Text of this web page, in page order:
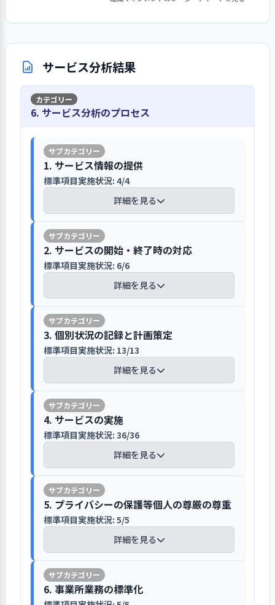
職したことにより、書類がすぐに確認
できないことも発生し、突発的な事項
について不便さを感じることがある。
園長一人だけで村役場との連絡と園内
運営をきりもりしている状況も伺わ
れ、主任などの補充が期待される。
重要な案件については、役場の担当課と
連絡を取り合い、決定している
月次の職員会議で月や週の予定を確認
している。重要案件・保育内容・子ど
もに関することについては、時間を空
けず、その都度に周知し、適宜、協議
を行っている。職員会議には、全員参
加が出来ないことが多く、不参加者へ
はクラス担当職員（正規職員）からの
伝達となるが、伝わっていない場合も
あるため、分散での会議実施を増やし
ていく方針である。なお、園の予算管
理は村役場の担当課の管理下にあり、
園の業務遂行は園長の統括責任のもと
に行われている。また、重要案件が発
で協議され決定している。
1. 事業所が目指していることの実現に向け
標準項目実施状況: 7/7
詳細を見る
1. 事業所が目指していること（理念・ビジ
ョン、基本方針など）を周知している
役場作成の中・長期計画を受けて、園の
年度計画が作成されている
れていないが、村役場による「第６次
３年度）」及び令和４年度３月作成の
「三宅村保育所個別施設計画」が策定
されている。これらは中・長期計画と
のであるが、職員への明確な周知によ
って、職員の一致協力態勢も強まると思
われる。また、この中・長期計画を基
に園の計画書を作成しているが、その
年度の園としての重点実施事項を策定
して職員へ周知することが望ましい。
全職員の職務分担が定められており、各
自は責任をもって役割を遂行している
ては、業績評価シート（目標管理シー
ト）における組織目標（重点施策）の
進捗状況報告及び結果報告の確認・検
討を職員会議で行っている。運動会な
どの大きな行事では主たる責任者にク
ラス担当がサポートにつき、臨時に職
員会議も行い、準備・実行されてい
る。運動会などは、より村民に密着し
た行事になっている。また、その他の
細かい活動計画でも役割分担を明確に
し、職員会議での管理が行われてい
る。ここ数年のコロナ禍で諸活動が制
限されたていたが、５類へ転換になっ
たことで、諸活動も再開の方針であ
る。
1. 事業所を取り巻く環境について情報を把
握・検討し、課題を抽出している
である。今後の職員研修に接遇・協力
村役場とも連携し、虐待防止への組織的
な対策と対応を行っている
虐待防止及び早期発見への対応を行う
は、子どもの気持ちを傷つけるような
職員の言動や虐待が行われることのな
いように、職員からの情報を園長がと
りまとめて事実確認を行うことで、内
容によっては園長が同席して聞き取り
を行う体制があるが、現実的には事例
が発生していない。もう一つは、虐待
を受けている疑いのある子どもの情報
を得た時や虐待の事実を把握した際
に、村役場の福祉健康課との連携体制
であり、村役場保健師と直結して情報
なっている。
苦情の事案が発生した場合には、迅速に
保護者の意向確認は、主に日常の送迎
時や保護者会でのヒアリングで行って
いる。園バス送迎などの特有の地域性
から、苦情申し立て者個人が特定でき
てしまうこともあり、村役場の管理職
度（しおりに連絡メールアドレスを掲
載）」を設けて課題解決を図ってい
る。一方、大きな行事の際には感想ア
ンケートを実施して保護者の意向(意
見・要望・苦情)を吸い上げ、保育現場
意見箱は設けていない。
している。また、毎月行われる避難訓
を密に行い、登園証明の取得によって
対応している。園は、毎月の職員会議
で常にリスク防止を喚起している。
とも協議して優先順位を決めている
園が目指していることの実現を阻害す
る恐れのあるリスク（事故・感染症・
侵入・災害など）を洗い出し、対応す
る。さらに、それらのリスクに優先順
位をつけて対応を図っている。一方、
従来からの懸案のＢＣＰ（事業継続計
画）作成は早急に準備を進めなければ
ならないとしている。非常時災害は必
作成を期待したい。また、ヒヤリハッ
トは年間８件と少ないが、事故を未然
に防ぐためにも日頃の起票件数の増加
を期待したい。
個人情報は、村の条例に基づく情報保護
を行い、保護者の許諾を得ている
個人情報の取り扱いは、「三宅村個人
情報保護条例」に基づいて行われてい
者の許諾を得た後に行っている。園で
は、緊急連絡網の作成・「広報みや
け」と「園だより」への掲載・誕生
会・各種の行事・医療機関への緊急連
絡など、個人情報の収集と活用の機会
は多い。島内の人間関係が緊密な土地
柄だけに、個人情報の管理には特に配
慮している。パソコンに入力された情
み込まれている。このため、人事考課
は村役場の制度のもとで業績評価を中
など園の個々の内容については役場の
担当課長が把握しておらず、園長自身
が積極的に絡んで園独自の目標達成度
や課題等を認識する必要がある。ま
体が狭い社会のため、公私のけじめが
つきにくく、プライベートなことも意
図しない広がりをするなど、保護者対
応に悩む職員もいる。
研修においては、職員一人ひとりの個人
別育成計画を作成することが望ましい
職員の人材育成は、「三宅村人材育成
基本方針」により育成及び配置を行っ
ている。現状、職員に対して行政の保
育責任者による年２回の個人面談を実
施しているが、個々の職員の能力向上
に関する賛同及びアドバイスをより明
確にすることが望まれる。研修受講に
ついては、職員の希望申し出をその都
度判断するという対応であるが、園長
はＷＥＢや島外の保育士研修に出来る
限り参加できるように力を入れてい
る。なお、職員は研修受講後に職員会
議等にて報告・発表会を行い、研修内
容を職員間で共有している。
職員の処遇は、村役場の人事制度の下で
行われている
村役場の管理職が全職員に年２回面接
し、園長の参考意見を聞きながら人事
評価を行っている。一方、園では職員
のストレスに注意を払っており、必要に
応じて個人面談をするなどの予防措置
1. 事業所の重要課題に対して、目標設定・取り
1. 事業所の理念・基本方針の実現を図る上での重要課
題について、前年度具体的な目標を設定して取り組
る（その１）
【前年度の重要課題に対する組織的な活
動（評価機関によるまとめ）】
【課題・目標】
①生活経験を活かしながら、年齢に沿っ
た保育活動をする
②散歩や園外保育、遠足など自然を生か
した保育の実施
③年齢に沿った基本的生活習慣の確立
ど）
【上記の課題を抽出した理由・背景】
①子どもが様々な体験・経験を通してで
きることを増やしたい。
触れ変化を感じたり、子どもなりに自然
の豊かさを知ることが重要だと考えてい
る。
③年齢に合った基本的生活習慣の確立を
図り、身の回りのことができるよう支援
が必要である。
【取り組み】
①については、運動会や発表会など行事
に向けた取り組みの中で表現活動を豊か
にした。
②については、園外保育や散歩を通して
交通ルールを守ったり、自然の移り変わ
りに興味を持たせた。また歩くことで体
サービス分析結果
6. サービス分析のプロセス
1. サービス情報の提供
標準項目実施状況: 4/4
詳細を見る
【講評】
園の情報は村役場のホームページで情
報入手が可能であり、活用しやすい
園は村で唯一の保育園であり、村役場
管轄園である。そのため、村役場のホ
ームページ上の住民向け情報・各種施
設のご案内フォルダ内に保育園に関す
る情報が収められている。「みやけ保
育園しおり」についても希望者が閲覧
及びダウンロードできるようになって
おり、島外からでも入園時の必要書類
の確認が可能である。また、村役場の
ホームページでは月ごとの入所状況を
確認することも可能であり、各クラス
入園のしおりを見直し、保護者が活用
しやすい工夫を行っている
入園案内である「みやけ保育園しお
染症の欄に「新型コロナウイルス」を
追記し、就労証明書の記載時の注意事
2. サービスの開始・終了時の対応
標準項目実施状況: 6/6
詳細を見る
【講評】
面接などは個別に対応し、役場担当者
と園とが連携して安心感に繋げている
新規入園前の面接は、保護者と子ども
が同席して、役場担当者と園長が各家
庭ごとに個室対応を行っている。プラ
イバシーを配慮した個室対応を行うこ
とで、安心した環境と空間の中で相談
できている。また、継続時面接は保護
者と園長が面談を行い、子どもの発
達・成長・園での生活状況などを相互
に理解・確認する場となっている。な
お、継続時面接は、概ね２週間の機会
を設けている。
園生活と家庭生活の橋渡しのために慣
らし保育を行っている
3. 個別状況の記録と計画策定
標準項目実施状況: 13/13
詳細を見る
【講評】
職員会議によって、子どもの状況の協
議と情報共有を行っている
園は、常勤職員・派遣職員・任用職員
の雇用形態による職員体制である。子
どもの情報交換と共有は、午睡時に常
勤職員間による会議で行っている。原
則として職員会議を月１回開催し、職
員打合せ記録の書式によって記載・保
管している。また、行事などの企画運
営時にはこまめに会議が招集されてい
る。但し、会議議事録は回覧制ではな
4. サービスの実施
標準項目実施状況: 36/36
詳細を見る
1．子ども一人ひとりの発達の状態に応じた
保育を行っている
発達の過程や生活環境などによ
5. プライバシーの保護等個人の尊厳の尊重
標準項目実施状況: 5/5
詳細を見る
【講評】
6. 事業所業務の標準化